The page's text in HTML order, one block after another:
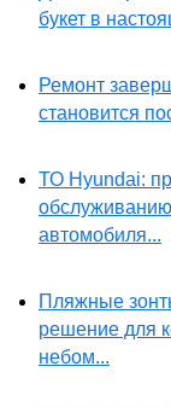
букет в
Ремонт
становится
ТО Hyundai:
автомобиля...
Пляжные
решение для
небом...